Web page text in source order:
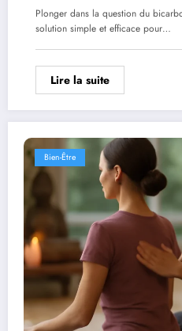
Plonger dans la question du
solution simple et efficace pour…
Lire la suite
Bien-Être